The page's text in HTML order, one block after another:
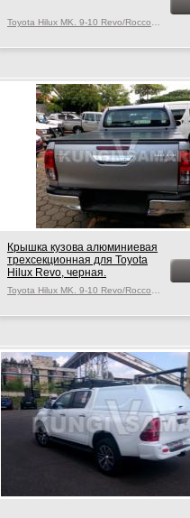
Крышка кузова алюминиевая
трехсекционная для Toyota
Hilux Revo, черная.